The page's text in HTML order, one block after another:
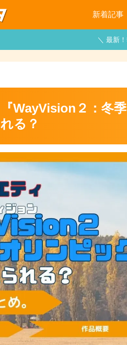
新着記事
＼ 最新
WayVision２：冬
る？